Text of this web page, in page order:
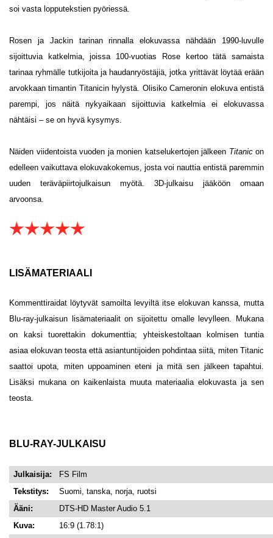
soi vasta lopputekstien pyöriessä.
Rosen ja Jackin tarinan rinnalla elokuvassa nähdään 1990-luvulle
sijoittuvia katkelmia, joissa 100-vuotias Rose kertoo tätä samaista
tarinaa ryhmälle tutkijoita ja haudanryöstäjiä, jotka yrittävät löytää erään
arvokkaan timantin Titanicin hylystä. Olisiko Cameronin elokuva entistä
parempi, jos näitä nykyaikaan sijoittuvia katkelmia ei elokuvassa
nähtäisi – se on hyvä kysymys.
Näiden viidentoista vuoden ja monien katselukertojen jälkeen Titanic on
edelleen vaikuttava elokuvakokemus, josta voi nauttia entistä paremmin
uuden teräväpiirtojulkaisun myötä. 3D-julkaisu jääköön omaan
arvoonsa.
LISÄMATERIAALI
Kommenttiraidat löytyvät samoilta levyiltä itse elokuvan kanssa, mutta
Blu-ray-julkaisun lisämateriaalit on sijoitettu omalle levylleen. Mukana
on kaksi tuorettakin dokumenttia; yhteiskestoltaan kolmisen tuntia
asiaa elokuvan teosta että asiantuntijoiden pohdintaa siitä, miten Titanic
saattoi upota, miten uppoaminen eteni ja mitä sen jälkeen tapahtui.
Lisäksi mukana on kaikenlaista muuta materiaalia elokuvasta ja sen
teosta.
BLU-RAY-JULKAISU
Julkaisija:
FS Film
Tekstitys:
Suomi, tanska, norja, ruotsi
Ääni:
DTS-HD Master Audio 5.1
Kuva:
16:9 (1.78:1)